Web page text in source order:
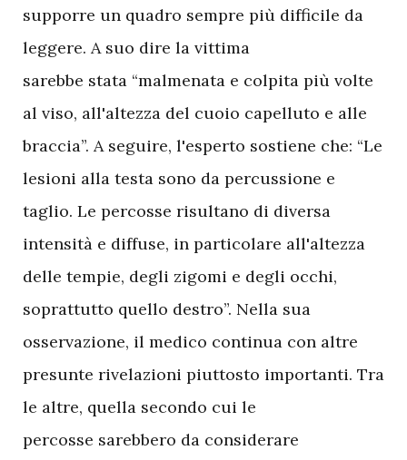
supporre un quadro sempre più difficile da
leggere. A suo dire la vittima
sarebbe stata “malmenata e colpita più volte
al viso, all'altezza del cuoio capelluto e alle
braccia”. A seguire, l'esperto sostiene che: “Le
lesioni alla testa sono da percussione e
taglio. Le percosse risultano di diversa
intensità e diffuse, in particolare all'altezza
delle tempie, degli zigomi e degli occhi,
soprattutto quello destro”. Nella sua
osservazione, il medico continua con altre
presunte rivelazioni piuttosto importanti. Tra
le altre, quella secondo cui le
percosse sarebbero da considerare